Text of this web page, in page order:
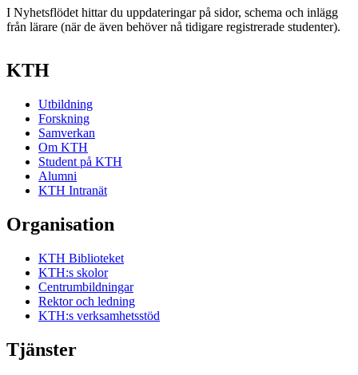
I Nyhetsflödet hittar du uppdateringar på sidor, schema och inlägg
från lärare (när de även behöver nå tidigare registrerade studenter).
KTH
Utbildning
Forskning
Samverkan
Om KTH
Student på KTH
Alumni
KTH Intranät
Organisation
KTH Biblioteket
KTH:s skolor
Centrumbildningar
Rektor och ledning
KTH:s verksamhetsstöd
Tjänster